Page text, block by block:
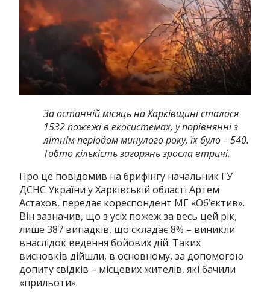
За останній місяць на Харківщині сталося
1532 пожежі в екосистемах, у порівнянні з
літнім періодом минулого року, їх було – 540.
Тобто кількість загорянь зросла втричі.
Про це повідомив на брифінгу начальник ГУ
ДСНС України у Харківській області Артем
Астахов, передає кореспондент МГ «Об’єктив».
Він зазначив, що з усіх пожеж за весь цей рік,
лише 387 випадків, що складає 8% – виникли
внаслідок ведення бойових дій. Таких
висновків дійшли, в основному, за допомогою
допиту свідків – місцевих жителів, які бачили
«прильоти».